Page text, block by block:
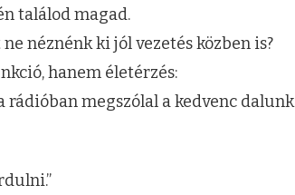
találod magad.
néznénk ki jól vezetés közben is?
hanem életérzés:
rádióban megszólal a kedvenc dalunk